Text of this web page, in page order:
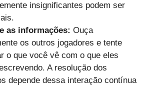
insignificantes podem ser
as informações: Ouça
os outros jogadores e tente
o que você vê com o que eles
A resolução dos
depende dessa interação contínua